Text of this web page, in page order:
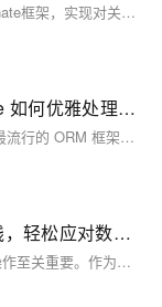
通过上述步骤，可以在Java项目中高效应用Hibernate框架，实现对关系数据库的透明持久化管理。Hibernate提供的强大功能和灵活配置，使得开发者能够专注于业务逻辑的实现，而不必过多关注底层数据库操作。
解锁高效开发秘籍：深入探究 Hibernate 如何优雅处理一对多与多对多关系，让数据映射再无烦恼！
【9月更文挑战第3天】Hibernate 是 Java 领域中最流行的 ORM 框架之一，广泛用于处理实体对象与数据库表之间的映射。尤其在处理复杂关系如一对多和多对多时，Hibernate 提供了丰富的 API 和配置选项。本文通过具体代码示例，展示如何使用 `@OneToMany`、`@JoinColumn`、`@ManyToMany` 和 `@JoinTable` 等注解优雅地实现这些关系，帮助开发者保持代码简洁的同时确保数据一致性。
Hibernate 批量操作来袭！掌握最佳实践，轻松应对数据洪流，开启高效开发新时代
【9月更文挑战第3天】在软件开发中，高效数据操作至关重要。作为流行的Java持久化框架，Hibernate提供了强大的数据库操作功能。本文探讨了Hibernate批量操作，包括批量插入、更新和删除的最佳实践，通过使用原生SQL和`Session`的`createNativeQuery()`方法，结合`addBatch()`及`executeBatch()`方法实现高效批量操作。合理设置批量大小、事务管理和性能测试是优化的关键。在实际开发中，应根据业务需求和性能要求选择合适的方法，以提升程序性能和可维护性。